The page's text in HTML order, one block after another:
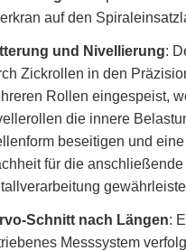
auf den
und Nivellierung:
Zickrollen in den
Rollen eingespeist,
die innere
beseitigen und
für die anschließende
Schnitt nach Längen:
Messsystem